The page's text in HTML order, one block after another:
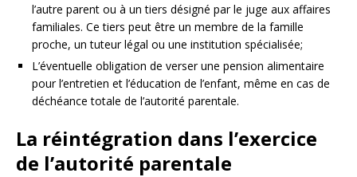
l’autre parent ou à un tiers désigné par le juge aux affaires
familiales. Ce tiers peut être un membre de la famille
proche, un tuteur légal ou une institution spécialisée;
L’éventuelle obligation de verser une pension alimentaire
pour l’entretien et l’éducation de l’enfant, même en cas de
déchéance totale de l’autorité parentale.
La réintégration dans l’exercice
de l’autorité parentale